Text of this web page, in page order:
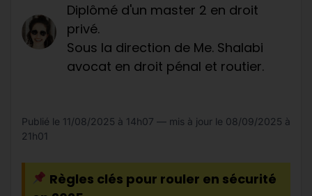
Diplômé d'un master 2 en droit
privé.
Sous la direction de Me. Shalabi
avocat en droit pénal et routier.
Publié le 11/08/2025 à 14h07 — mis à jour le 08/09/2025 à
21h01
Règles clés pour rouler en sécurité